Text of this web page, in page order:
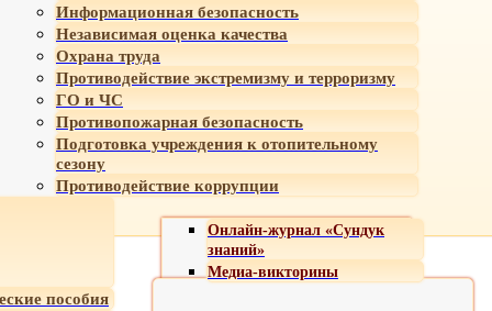
Информационная безопасность
Независимая оценка качества
Охрана труда
Противодействие экстремизму и терроризму
ГО и ЧС
Противопожарная безопасность
Подготовка учреждения к отопительному
сезону
Противодействие коррупции
Онлайн-журнал «Сундук
знаний»
Медиа-викторины
пособия